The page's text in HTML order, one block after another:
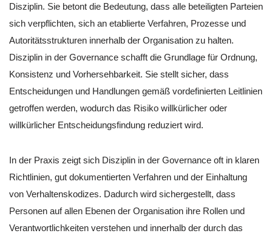
Disziplin. Sie betont die Bedeutung, dass alle beteiligten Parteien
sich verpflichten, sich an etablierte Verfahren, Prozesse und
Autoritätsstrukturen innerhalb der Organisation zu halten.
Disziplin in der Governance schafft die Grundlage für Ordnung,
Konsistenz und Vorhersehbarkeit. Sie stellt sicher, dass
Entscheidungen und Handlungen gemäß vordefinierten Leitlinien
getroffen werden, wodurch das Risiko willkürlicher oder
willkürlicher Entscheidungsfindung reduziert wird.
In der Praxis zeigt sich Disziplin in der Governance oft in klaren
Richtlinien, gut dokumentierten Verfahren und der Einhaltung
von Verhaltenskodizes. Dadurch wird sichergestellt, dass
Personen auf allen Ebenen der Organisation ihre Rollen und
Verantwortlichkeiten verstehen und innerhalb der durch das